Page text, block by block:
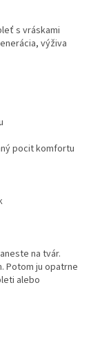
s vráskami
výživa
pocit komfortu
na tvár.
Potom ju opatrne
alebo